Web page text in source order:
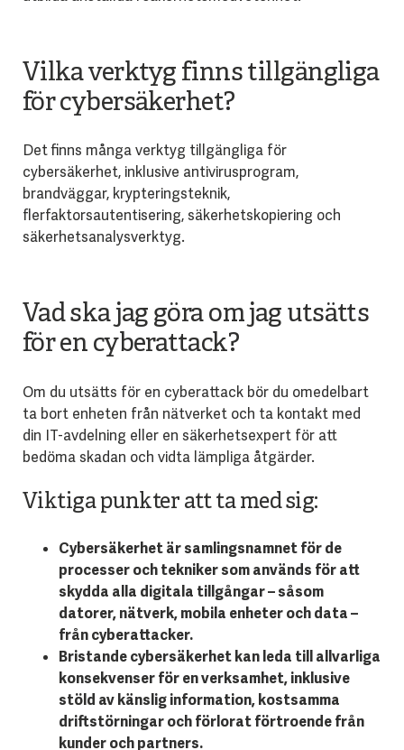
Vilka verktyg finns tillgängliga
för cybersäkerhet?
Det finns många verktyg tillgängliga för
cybersäkerhet, inklusive antivirusprogram,
brandväggar, krypteringsteknik,
flerfaktorsautentisering, säkerhetskopiering och
säkerhetsanalysverktyg.
Vad ska jag göra om jag utsätts
för en cyberattack?
Om du utsätts för en cyberattack bör du omedelbart
ta bort enheten från nätverket och ta kontakt med
din IT-avdelning eller en säkerhetsexpert för att
bedöma skadan och vidta lämpliga åtgärder.
Viktiga punkter att ta med sig:
Cybersäkerhet är samlingsnamnet för de
processer och tekniker som används för att
skydda alla digitala tillgångar – såsom
datorer, nätverk, mobila enheter och data –
från cyberattacker.
Bristande cybersäkerhet kan leda till allvarliga
konsekvenser för en verksamhet, inklusive
stöld av känslig information, kostsamma
driftstörningar och förlorat förtroende från
kunder och partners.